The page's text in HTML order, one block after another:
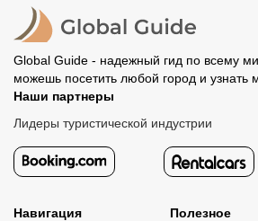
Global Guide - надежный гид по всему
можешь посетить любой город и узнать
Наши партнеры
Лидеры туристической индустрии
Навигация
Полезное